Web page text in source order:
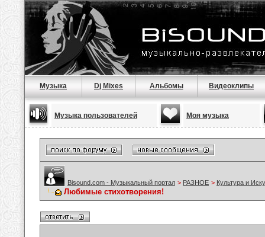
Музыка Dj Mixes Альбомы Видеоклипы
Музыка пользователей Моя музыка
Bisound.com - Музыкальный портал > РАЗНОЕ > Культура и
Любимые стихотворения!